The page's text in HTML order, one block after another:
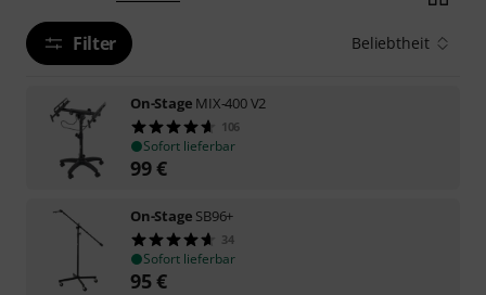
Filter Beliebtheit
On-Stage MIX-400 V2
106
Sofort lieferbar
99€
On-Stage SB96+
34
Sofort lieferbar
95€